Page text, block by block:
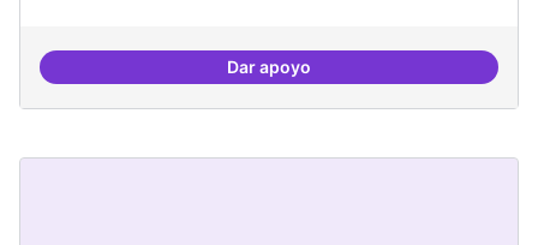
Dar apoyoArtistes i programari lliure